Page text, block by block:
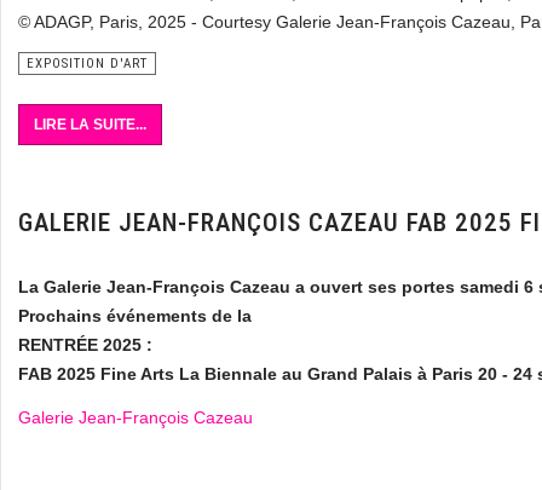
© ADAGP, Paris, 2025 - Courtesy Galerie Jean-François Cazeau,
EXPOSITION D'ART
LIRE LA SUITE...
GALERIE JEAN-FRANÇOIS CAZEAU FAB 2025
La Galerie Jean-François Cazeau a ouvert ses portes samedi 6
Prochains événements de la
RENTRÉE 2025 :
FAB 2025 Fine Arts La Biennale au Grand Palais à Paris 20 - 24
Galerie Jean-François Cazeau